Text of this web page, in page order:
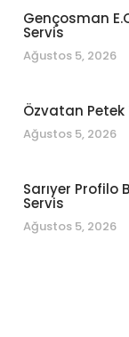
Gençosman
Servis
Ağustos 5, 2026
Özvatan Petek
Ağustos 5, 2026
Sarıyer Profilo
Servis
Ağustos 5, 2026